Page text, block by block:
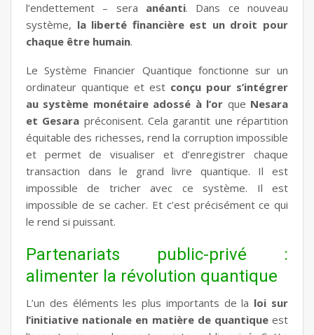
l’endettement – sera anéanti. Dans ce nouveau
système, la liberté financière est un droit pour
chaque être humain.
Le Système Financier Quantique fonctionne sur un
ordinateur quantique et est conçu pour s’intégrer
au système monétaire adossé à l’or que Nesara
et Gesara préconisent. Cela garantit une répartition
équitable des richesses, rend la corruption impossible
et permet de visualiser et d’enregistrer chaque
transaction dans le grand livre quantique. Il est
impossible de tricher avec ce système. Il est
impossible de se cacher. Et c’est précisément ce qui
le rend si puissant.
Partenariats public-privé :
alimenter la révolution quantique
L’un des éléments les plus importants de la loi sur
l’initiative nationale en matière de quantiqueest